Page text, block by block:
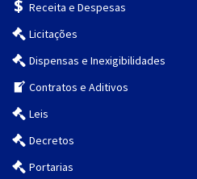
Receita e Despesas
Licitações
Dispensas e Inexigibilidades
Contratos e Aditivos
Leis
Decretos
Portarias